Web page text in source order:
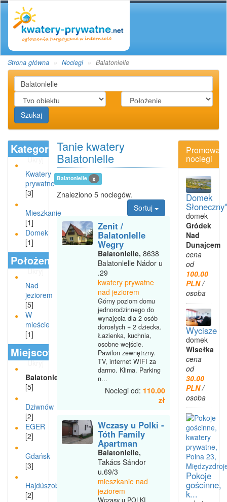
Strona główna Noclegi Balatonlelle
Szukaj
Kategoria
Ukryj
Kwatery
prywatne
[3]
Mieszkanie
[1]
Domek
[1]
Położenie
Ukryj
Nad
jeziorem
[5]
W
mieście
[1]
Miejscowości
Ukryj
Balatonlelle
[5]
Dziwnów
[2]
EGER
[2]
Gdańsk
[3]
Hajdúszoboszló
[2]
Tanie kwatery
Balatonlelle
Balatonlelle x
Znaleziono 5 noclegów.
Sortuj
Zenit /
Balatonlelle
Wegry
Balatonlelle, 8638
Balatonlelle Nádor u
.29
kwatery prywatne
nad jeziorem
Górny poziom domu
jednorodzinnego do
wynajęcia dla 2 osób
dorosłych + 2 dziecka.
Łazienka, kuchnia,
osobne wejście.
Pawilon zewnętrzny.
TV, internet WIFI za
darmo. Klima. Parking
n...
Noclegi od: 110.00
zł
Wczasy u Polki -
Tóth Family
Apartman
Balatonlelle,
Takács Sándor
u.69/3
mieszkanie nad
jeziorem
Wczasy u POLKI
noclegi
Domek
domek
Gródek
Nad
Dunajcem
cena
od
100.00
PLN/
osoba
Wycisze
domek
Wisełka
cena
od
30.00
PLN/
osoba
Pokoje
gościnne,
k...